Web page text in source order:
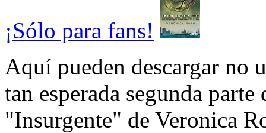
¡Sólo para fans!
Aquí pueden descargar no
tan esperada segunda
"Insurgente" de Veronica